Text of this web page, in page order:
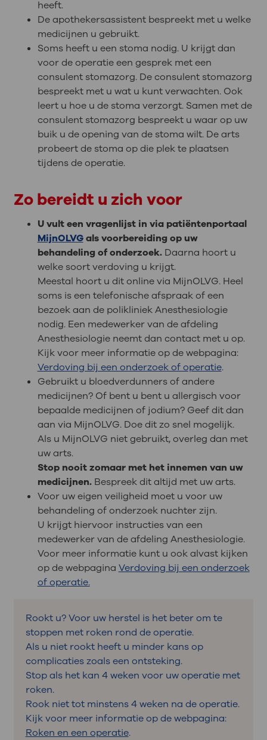
heeft.
De apothekersassistent bespreekt met u welke
medicijnen u gebruikt.
Soms heeft u een stoma nodig. U krijgt dan
voor de operatie een gesprek met een
consulent stomazorg. De consulent stomazorg
bespreekt met u wat u kunt verwachten. Ook
leert u hoe u de stoma verzorgt. Samen met de
consulent stomazorg bespreekt u waar op uw
buik u de opening van de stoma wilt. De arts
probeert de stoma op die plek te plaatsen
tijdens de operatie.
Zo bereidt u zich voor
U vult een vragenlijst in via patiëntenportaal
MijnOLVGals voorbereiding op uw
behandeling of onderzoek.Daarna hoort u
welke soort verdoving u krijgt.
Meestal hoort u dit online via MijnOLVG. Heel
soms is een telefonische afspraak of een
bezoek aan de polikliniek Anesthesiologie
nodig. Een medewerker van de afdeling
Anesthesiologie neemt dan contact met u op.
Kijk voor meer informatie op de webpagina:
Verdoving bij een onderzoek of operatie.
Gebruikt u bloedverdunners of andere
medicijnen? Of bent u bent u allergisch voor
bepaalde medicijnen of jodium? Geef dit dan
aan via MijnOLVG. Doe dit zo snel mogelijk.
Als u MijnOLVG niet gebruikt, overleg dan met
uw arts.
Stop nooit zomaar met het innemen van uw
medicijnen.Bespreek dit altijd met uw arts.
Voor uw eigen veiligheid moet u voor uw
behandeling of onderzoek nuchter zijn.
U krijgt hiervoor instructies van een
medewerker van de afdeling Anesthesiologie.
Voor meer informatie kunt u ook alvast kijken
op de webpagina Verdoving bij een onderzoek
of operatie.
Rookt u? Voor uw herstel is het beter om te
stoppen met roken rond de operatie.
Als u niet rookt heeft u minder kans op
complicaties zoals een ontsteking.
Stop als het kan 4 weken voor uw operatie met
roken.
Rook niet tot minstens 4 weken na de operatie.
Kijk voor meer informatie op de webpagina:
Roken en een operatie.